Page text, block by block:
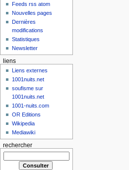
Feeds rss atom
Nouvelles pages
Dernières
modifications
Statistiques
Newsletter
liens
Liens externes
1001nuits.net
soufisme sur
1001nuits.net
1001-nuits.com
OR Editions
Wikipedia
Mediawiki
rechercher